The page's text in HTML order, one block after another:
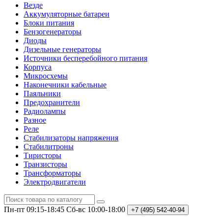
Везде
Аккумуляторные батареи
Блоки питания
Бензогенераторы
Диоды
Дизельные генераторы
Источники бесперебойного питания
Корпуса
Микросхемы
Наконечники кабельные
Паяльники
Предохранители
Радиолампы
Разное
Реле
Стабилизаторы напряжения
Стабилитроны
Тиристоры
Транзисторы
Трансформаторы
Электродвигатели
Пн-пт 09:15-18:45 Сб-вс 10:00-18:00 +7 (495) 542-40-94